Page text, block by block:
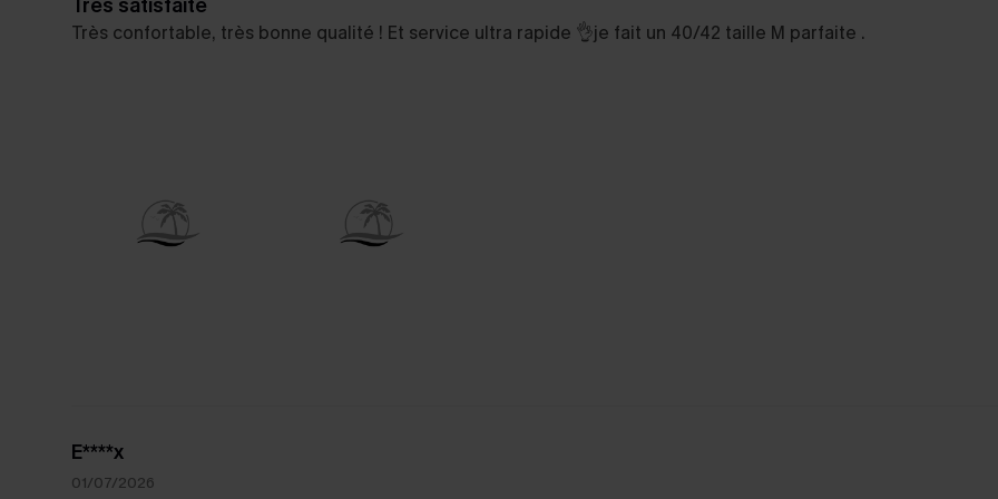
Très satisfaite
Très confortable, très bonne qualité ! Et service ultra rapide 👌je fait un 40/42 taille M parfaite .
E****x
01/07/2026